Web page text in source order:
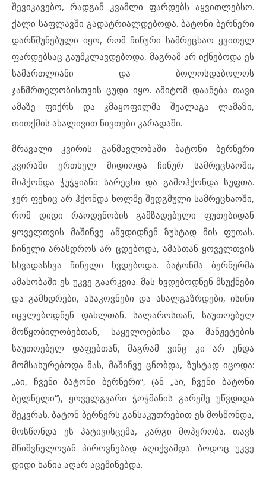
შევიკავებო, რადგან კვამლი ფარდებს აყვითლებსო.
ქალი საფლავში გადატრიალდებოდა. ბატონი ბერნერი
დარწმუნებული იყო, რომ ჩინური სამრეცხაო ყვითელ
ფარდებსაც გაუმკლავდებოდა, მაგრამ არ იქნებოდა ეს
სამართლიანი და ბოლოსდაბოლოს
ჯანმრთელობისთვის ცუდი იყო. ამიტომ დაანება თავი
ამაზე ფიქრს და კმაყოფილმა შეალაგა ლამაზი,
თითქმის ახალივით ნივთები კარადაში.
მრავალი კვირის განმავლობაში ბატონი ბერნერი
კვირაში ერთხელ მიდიოდა ჩინურ სამრეცხაოში,
მიჰქონდა ჭუჭყიანი სარეცხი და გამოჰქონდა სუფთა.
ჯერ ფეხიც არ ჰქონდა ხოლმე შედგმული სამრეცხაოში,
რომ დიდი რაოდენობის გამზადებული ფუთებიდან
ყოველთვის მაშინვე აწვდიდნენ ზუსტად მის ფუთას.
ჩინელი არასდროს არ ცდებოდა, ამასთან ყოველთვის
სხვადასხვა ჩინელი ხვდებოდა. ბატონმა ბერნერმა
ამასობაში ეს უკვე გაარკვია. მას ხვდებოდნენ მსუქნები
და გამხდრები, ასაკოვნები და ახალგაზრდები, ისინი
იცვლებოდნენ დახლთან, სალაროსთან, საუთოებელ
მოწყობილობებთან, საყელოებისა და მანჟეტების
საუთოებელ დაფებთან, მაგრამ ვინც კი არ უნდა
მომსახურებოდა მას, მაშინვე ცნობდა, ზუსტად იცოდა:
„აი, ჩვენი ბატონი ბერნერი“, (ან „აი, ჩვენი ბატონი
ბელნელი“), ყოველგვარი ჭოჭმანის გარეშე უწვდიდა
შეკვრას. ბატონ ბერნერს განსაკუთრებით ეს მოსწონდა,
მოსწონდა ეს პატივისცემა, კარგი მოპყრობა. თავს
მნიშვნელოვან პიროვნებად აღიქვამდა. ბოდოც უკვე
დიდი ხანია აღარ აცემინებდა.